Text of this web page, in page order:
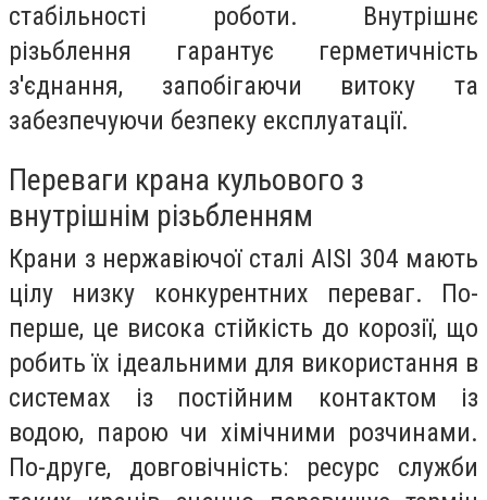
стабільності роботи. Внутрішнє
різьблення гарантує герметичність
з'єднання, запобігаючи витоку та
забезпечуючи безпеку експлуатації.
Переваги крана кульового з
внутрішнім різьбленням
Крани з нержавіючої сталі AISI 304 мають
цілу низку конкурентних переваг. По-
перше, це висока стійкість до корозії, що
робить їх ідеальними для використання в
системах із постійним контактом із
водою, парою чи хімічними розчинами.
По-друге, довговічність: ресурс служби